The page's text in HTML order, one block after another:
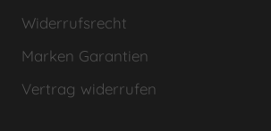
Widerrufsrecht
Marken Garantien
Vertrag widerrufen